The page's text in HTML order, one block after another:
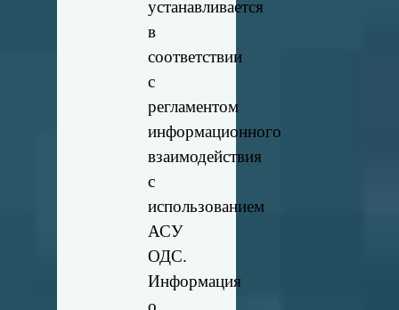
устанавливается
в
соответствии
с
регламентом
информационного
взаимодействия
с
использованием
АСУ
ОДС.
Информация
о